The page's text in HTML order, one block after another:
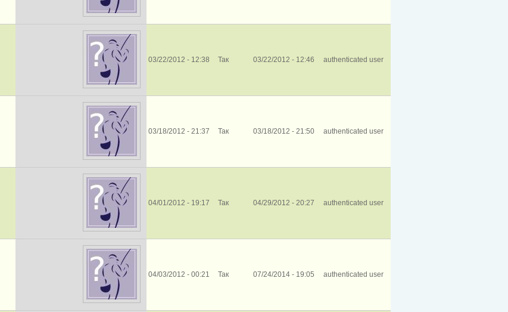
03/22/2012 - 12:38 Так 03/22/2012 - 12:46 authenticated user
03/18/2012 - 21:37 Так 03/18/2012 - 21:50 authenticated user
04/01/2012 - 19:17 Так 04/29/2012 - 20:27 authenticated user
04/03/2012 - 00:21 Так 07/24/2014 - 19:05 authenticated user